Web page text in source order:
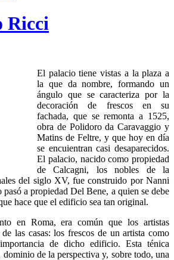
Ricci
El palacio tiene vistas a la plaza a
la que da nombre, formando un
ángulo que se caracteriza por la
decoración de frescos en su
fachada, que se remonta a 1525,
obra de Polidoro da Caravaggio y
Matins de Feltre, y que hoy en día
se encuientran casi desaparecidos.
El palacio, nacido como propiedad
de Calcagni, los nobles de la
del siglo XV, fue construido por Nanni
a propiedad Del Bene, a quien se debe
hace que el edificio sea tan original.
en Roma, era común que los artistas
de las casas: los frescos de un artista como
de dicho edificio. Esta ténica
de la perspectiva y, sobre todo, una